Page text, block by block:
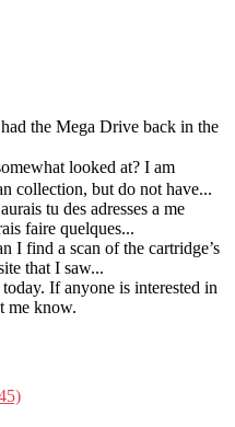
the Mega Drive back in the
looked at? I am
collection, but do not have...
tu des adresses a me
faire quelques...
I find a scan of the cartridge’s
that I saw...
If anyone is interested in
me know.